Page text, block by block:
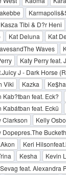
Kasza Tibi & D?r Heni
Kat Deluna Kat
Waves
Katy Perry feat.
J - Dark Horse
Viki Kazka Ke$ha
Kab?tban feat. Eck?
Kabátban feat. Eckü
Clarkson Kelly
Dopepres.The
Keri
Kesha Kevin
feat. Alexandra